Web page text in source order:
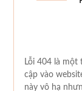
Lỗi 404 là
cập vào
này vô hạ